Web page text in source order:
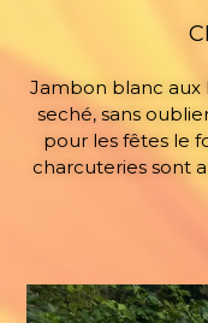
Jambon blanc aux
seché, sans
pour les fêtes le
charcuteries sont